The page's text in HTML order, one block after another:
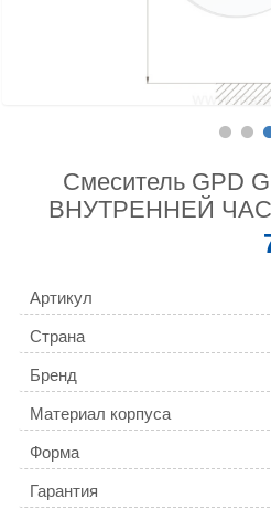
Смеситель GPD
ВНУТРЕННЕЙ
Артикул
Страна
Бренд
Материал корпуса
Форма
Гарантия